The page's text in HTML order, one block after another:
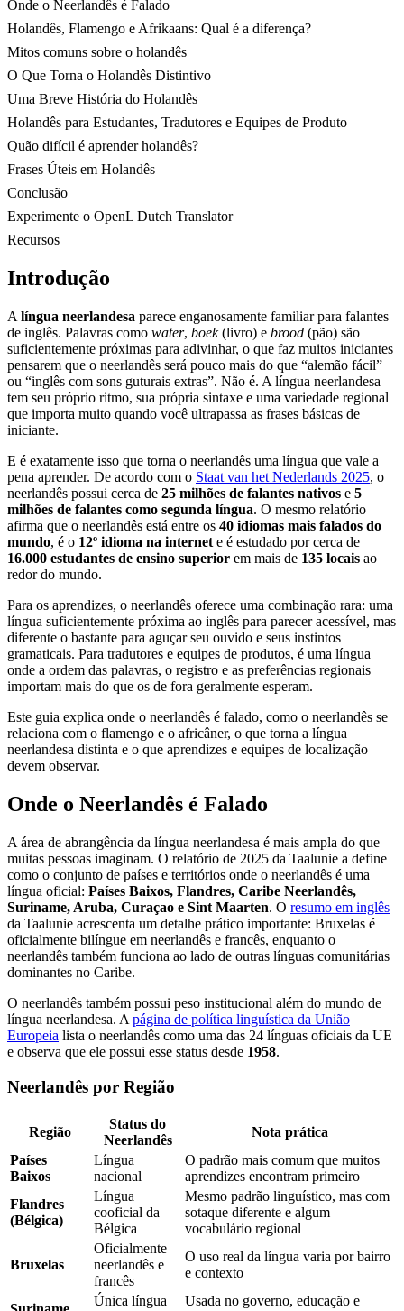
Onde o Neerlandês é Falado
Holandês, Flamengo e Afrikaans: Qual é a diferença?
Mitos comuns sobre o holandês
O Que Torna o Holandês Distintivo
Uma Breve História do Holandês
Holandês para Estudantes, Tradutores e Equipes de Produto
Quão difícil é aprender holandês?
Frases Úteis em Holandês
Conclusão
Experimente o OpenL Dutch Translator
Recursos
Introdução
A língua neerlandesa parece enganosamente familiar para falantes
de inglês. Palavras como water, boek(livro) e brood (pão) são
suficientemente próximas para adivinhar, o que faz muitos iniciantes
pensarem que o neerlandês será pouco mais do que “alemão fácil”
ou “inglês com sons guturais extras”. Não é. A língua neerlandesa
tem seu próprio ritmo, sua própria sintaxe e uma variedade regional
que importa muito quando você ultrapassa as frases básicas de
iniciante.
E é exatamente isso que torna o neerlandês uma língua que vale a
pena aprender. De acordo com o Staat van het Nederlands 2025, o
neerlandês possui cerca de 25 milhões de falantes nativos e 5
milhões de falantes como segunda língua. O mesmo relatório
afirma que o neerlandês está entre os 40 idiomas mais falados do
mundo, é o 12º idioma na internet e é estudado por cerca de
16.000 estudantes de ensino superior em mais de 135 locais ao
redor do mundo.
Para os aprendizes, o neerlandês oferece uma combinação rara: uma
língua suficientemente próxima ao inglês para parecer acessível, mas
diferente o bastante para aguçar seu ouvido e seus instintos
gramaticais. Para tradutores e equipes de produtos, é uma língua
onde a ordem das palavras, o registro e as preferências regionais
importam mais do que os de fora geralmente esperam.
Este guia explica onde o neerlandês é falado, como o neerlandês se
relaciona com o flamengo e o africâner, o que torna a língua
neerlandesa distinta e o que aprendizes e equipes de localização
devem observar.
Onde o Neerlandês é Falado
A área de abrangência da língua neerlandesa é mais ampla do que
muitas pessoas imaginam. O relatório de 2025 da Taalunie a define
como o conjunto de países e territórios onde o neerlandês é uma
língua oficial: Países Baixos, Flandres, Caribe Neerlandês,
Suriname, Aruba, Curaçao e Sint Maarten. O resumo em inglês
da Taalunie acrescenta um detalhe prático importante: Bruxelas é
oficialmente bilíngue em neerlandês e francês, enquanto o
neerlandês também funciona ao lado de outras línguas comunitárias
dominantes no Caribe.
O neerlandês também possui peso institucional além do mundo de
língua neerlandesa. A página de política linguística da União
Europeia lista o neerlandês como uma das 24 línguas oficiais da UE
e observa que ele possui esse status desde 1958.
Neerlandês por Região
Região
Status do
Neerlandês
Nota prática
Países
Baixos
Língua
nacional
O padrão mais comum que muitos
aprendizes encontram primeiro
Flandres
(Bélgica)
Língua
cooficial da
Bélgica
Mesmo padrão linguístico, mas com
sotaque diferente e algum
vocabulário regional
Bruxelas
Oficialmente
neerlandês e
francês
O uso real da língua varia por bairro
e contexto
Única língua
Usada no governo, educação e